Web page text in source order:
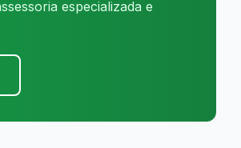
especializada e